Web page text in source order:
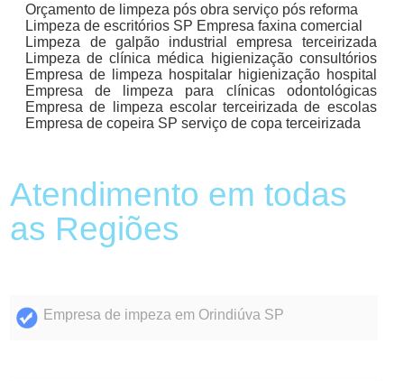
Orçamento de limpeza pós obra serviço pós reforma
Limpeza de escritórios SP Empresa faxina comercial
Limpeza de galpão industrial empresa terceirizada
Limpeza de clínica médica higienização consultórios
Empresa de limpeza hospitalar higienização hospital
Empresa de limpeza para clínicas odontológicas
Empresa de limpeza escolar terceirizada de escolas
Empresa de copeira SP serviço de copa terceirizada
Atendimento em todas
as Regiões
Empresa de impeza em Orindiúva SP